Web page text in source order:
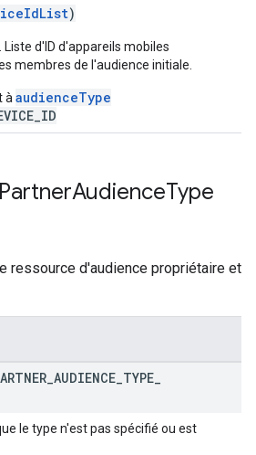
)
d'ID d'appareils mobiles
membres de l'audience initiale.
à audienceType
PartnerAudienceType
ressource d'audience propriétaire et
AUDIENCE TYPE
le type n'est pas spécifié ou est